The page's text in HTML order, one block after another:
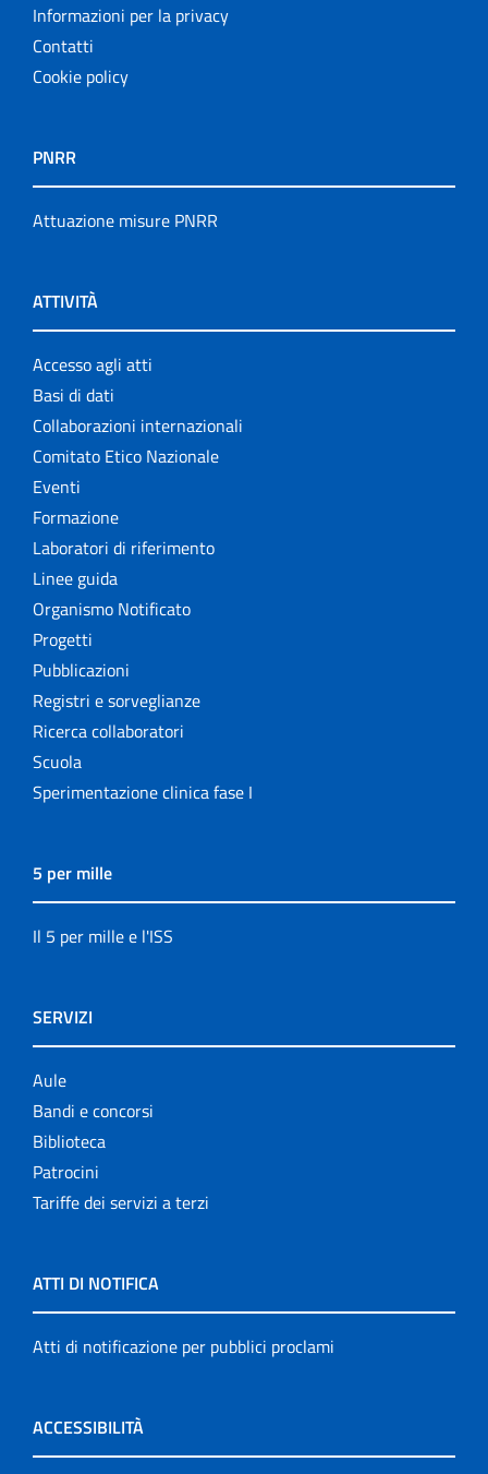
Informazioni per la privacy
Contatti
Cookie policy
PNRR
Attuazione misure PNRR
ATTIVITÀ
Accesso agli atti
Basi di dati
Collaborazioni internazionali
Comitato Etico Nazionale
Eventi
Formazione
Laboratori di riferimento
Linee guida
Organismo Notificato
Progetti
Pubblicazioni
Registri e sorveglianze
Ricerca collaboratori
Scuola
Sperimentazione clinica fase I
5 per mille
Il 5 per mille e l'ISS
SERVIZI
Aule
Bandi e concorsi
Biblioteca
Patrocini
Tariffe dei servizi a terzi
ATTI DI NOTIFICA
Atti di notificazione per pubblici proclami
ACCESSIBILITÀ